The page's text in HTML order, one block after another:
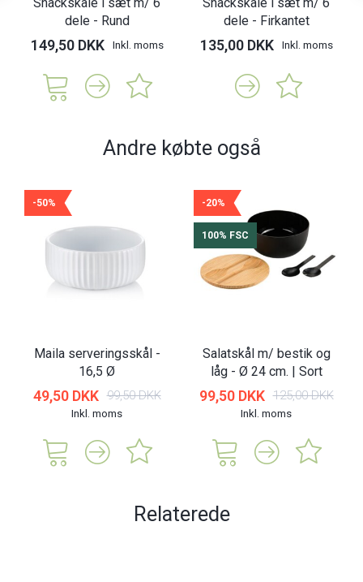
dele - Rund
149,50 DKK Inkl. moms
dele - Firkantet
135,00 DKK Inkl. moms
Andre købte også
-50%
Maila serveringsskål -
16,5 Ø
49,50 DKK 99,50 DKK
Inkl. moms
-20%
100% FSC
Salatskål m/ bestik og
låg - Ø 24 cm. | Sort
99,50 DKK 125,00 DKK
Inkl. moms
Relaterede